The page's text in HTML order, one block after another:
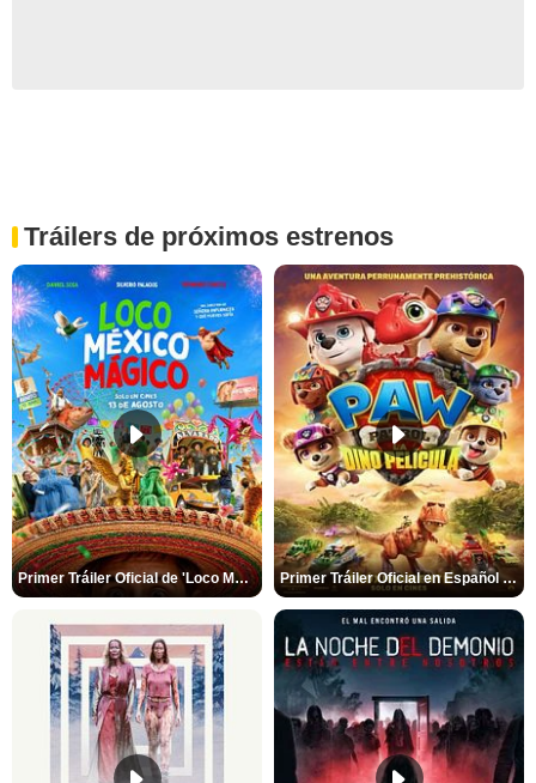
Tráilers de próximos estrenos
Primer Tráiler Oficial de 'Loco México Mágico' Primer Tráiler Oficial en Español de 'PAW Patrol La Dino Película'